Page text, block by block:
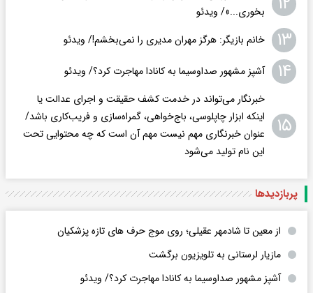
بخوری...»/ ویدئو
۱۳ خانم بازیگر: هرگز مهران مدیری را نمی‌بخشم!/ ویدئو
۱۴ آشپز مشهور صداوسیما به کانادا مهاجرت کرد؟/ ویدئو
۱۵
خبرنگار می‌تواند در خدمت کشف حقیقت و اجرای عدالت یا
اینکه ابزار چاپلوسی، باج‌خواهی، گمراه‌سازی و فریب‌کاری باشد/
عنوان خبرنگاری مهم نیست مهم آن است که چه محتوایی تحت
این نام تولید می‌شود
پربازدید‌ها
از معین تا شادمهر عقیلی؛ روی موج حرف های تازه پزشکیان
مازیار لرستانی به تلویزیون برگشت
آشپز مشهور صداوسیما به کانادا مهاجرت کرد؟/ ویدئو